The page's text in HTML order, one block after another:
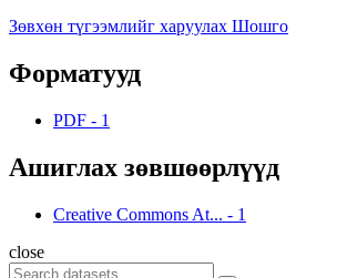
Зөвхөн түгээмлийг харуулах Шошго
Форматууд
PDF - 1
Ашиглах зөвшөөрлүүд
Creative Commons At... - 1
close